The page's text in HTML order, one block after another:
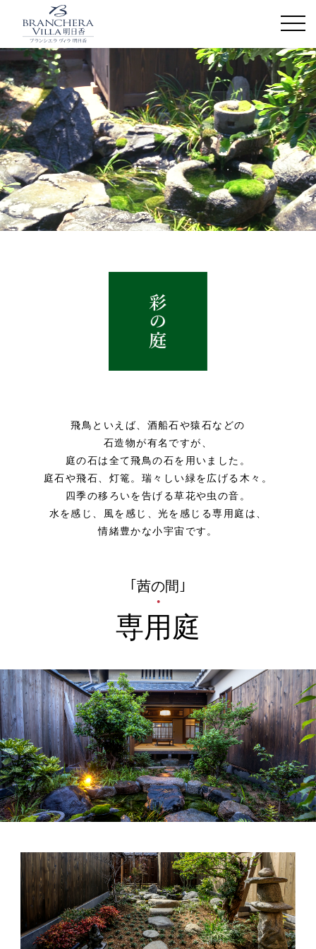
飛鳥といえば、酒船石や猿石などの
石造物が有名ですが、
庭の石は全て飛鳥の石を用いました。
庭石や飛石、灯篭。瑞々しい緑を広げる木々。
四季の移ろいを告げる草花や虫の音。
水を感じ、風を感じ、光を感じる専用庭は、
情緒豊かな小宇宙です。
｢茜の間｣
専用庭